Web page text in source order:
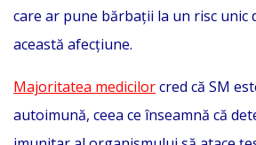
care ar pune bărbații la un risc unic
această afecțiune.
Majoritatea medicilorcred că SM
autoimună, ceea ce înseamnă că